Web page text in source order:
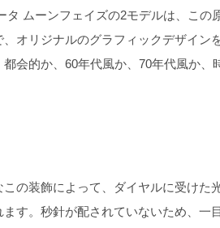
ムーンフェイズの2モデルは、この
オリジナルのグラフィックデザイン
会的か、60年代風か、70年代風か、
の装飾によって、ダイヤルに受けた
す。秒針が配されていないため、一